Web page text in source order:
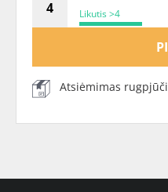
Likutis >4
Atsiėmimas